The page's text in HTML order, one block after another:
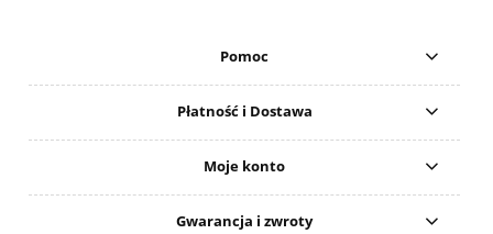
Pomoc
Płatność i Dostawa
Moje konto
Gwarancja i zwroty